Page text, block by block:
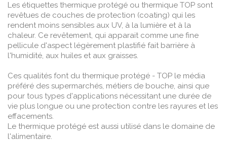
Les étiquettes thermique protégé ou thermique TOP sont
revêtues de couches de protection (coating) qui les
rendent moins sensibles aux UV, à la lumière et à la
chaleur. Ce revêtement, qui apparait comme une fine
pellicule d'aspect légèrement plastifié fait barrière à
l'humidité, aux huiles et aux graisses.
Ces qualités font du thermique protégé - TOP le média
préféré des supermarchés, métiers de bouche, ainsi que
pour tous types d'applications nécessitant une durée de
vie plus longue ou une protection contre les rayures et les
effacements.
Le thermique protégé est aussi utilisé dans le domaine de
l'alimentaire.